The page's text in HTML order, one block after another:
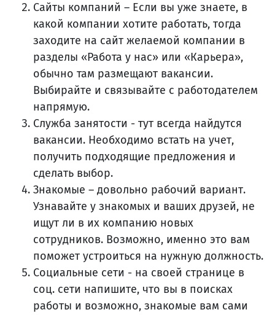
Сайты компаний – Если вы уже знаете, в
какой компании хотите работать, тогда
заходите на сайт желаемой компании в
разделы «Работа у нас» или «Карьера»,
обычно там размещают вакансии.
Выбирайте и связывайте с работодателем
напрямую.
Служба занятости - тут всегда найдутся
вакансии. Необходимо встать на учет,
получить подходящие предложения и
сделать выбор.
Знакомые – довольно рабочий вариант.
Узнавайте у знакомых и ваших друзей, не
ищут ли в их компанию новых
сотрудников. Возможно, именно это вам
поможет устроиться на нужную должность.
Социальные сети - на своей странице в
соц. сети напишите, что вы в поисках
работы и возможно, знакомые вам сами